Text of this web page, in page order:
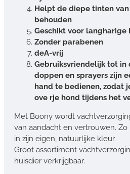
Helpt de diepe tinten
behouden
Geschikt voor langharige
Zonder parabenen
deA-vrij
Gebruiksvriendelijk tot in
doppen en sprayers zijn
hand te bedienen, zodat
ove rje hond tijdens het
Met Boony wordt
van aandacht en vertrouwen.
in zijn eigen, natuurlijke kleur.
Groot assortiment
huisdier verkrijgbaar.